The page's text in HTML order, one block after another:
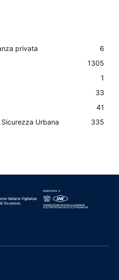
privata
6
1305
1
33
41
Urbana
335